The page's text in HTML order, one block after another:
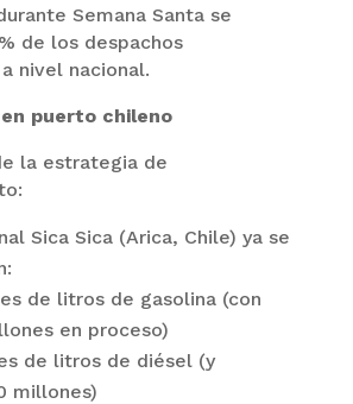
Semana Santa se
de los despachos
nivel nacional.
puerto chileno
la estrategia de
Sica Sica (Arica, Chile) ya se
de litros de gasolina (con
en proceso)
de litros de diésel (y
millones)